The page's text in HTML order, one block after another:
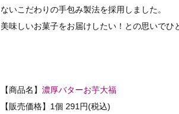
ないこだわりの手包み製法を採用しました。
美味しいお菓子をお届けしたい！との思いでひ
【商品名】 濃厚バターお芋大福
【販売価格】1個 291円(税込)